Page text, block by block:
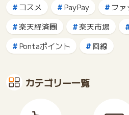
コスメ
PayPay
ファ
楽天経済圏
楽天市場
Pontaポイント
回線
カテゴリー一覧